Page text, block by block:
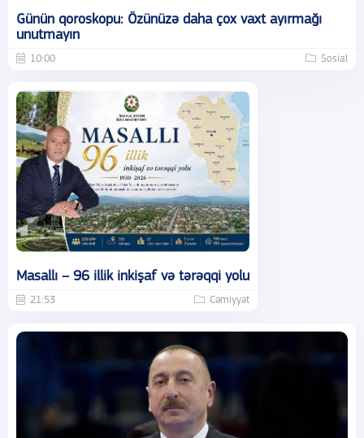
Günün qoroskopu: Özünüzə daha çox vaxt ayırmağı
unutmayın
10:00 Sosial
Masallı – 96 illik inkişaf və tərəqqi yolu
21:53 Cəmiyyət